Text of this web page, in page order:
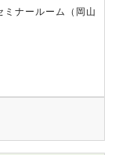
解を深めます。ま
や他者の考えを共
ます。次期管理職
ます。
ナールーム（岡山